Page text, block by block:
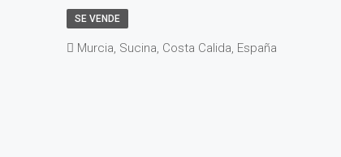
SE VENDE
Murcia, Sucina, Costa Calida, España